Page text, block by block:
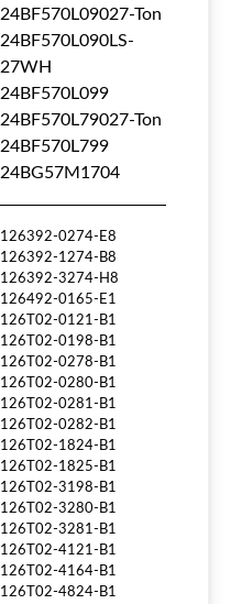
24BF570L09027-Ton
24BF570L090LS-
27WH
24BF570L099
24BF570L79027-Ton
24BF570L799
24BG57M1704
126392-0274-E8
126392-1274-B8
126392-3274-H8
126492-0165-E1
126T02-0121-B1
126T02-0198-B1
126T02-0278-B1
126T02-0280-B1
126T02-0281-B1
126T02-0282-B1
126T02-1824-B1
126T02-1825-B1
126T02-3198-B1
126T02-3280-B1
126T02-3281-B1
126T02-4121-B1
126T02-4164-B1
126T02-4824-B1